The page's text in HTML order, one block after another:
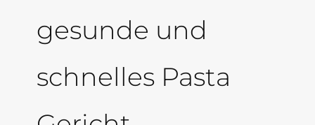
gesunde und
schnelles Pasta